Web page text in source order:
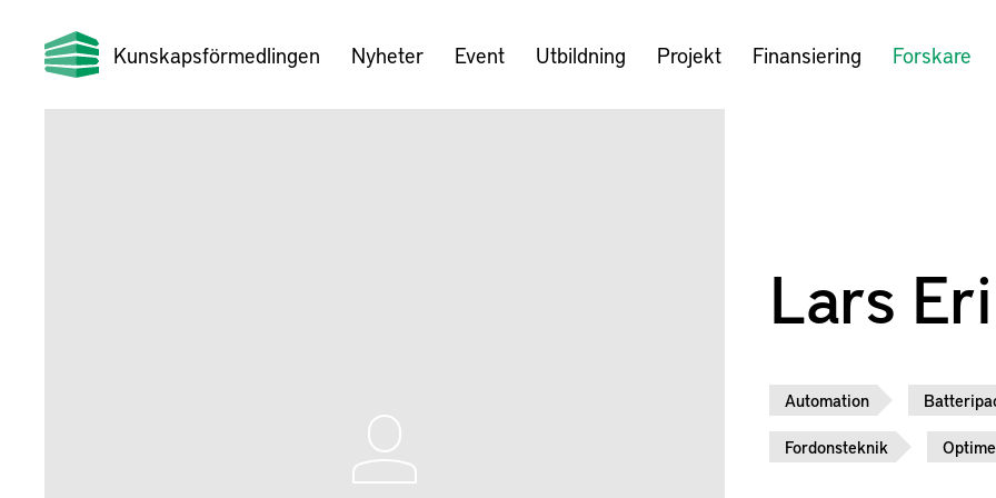
Kunskapsförmedlingen Nyheter Event Utbildning Projekt Finansiering Forskare
Lars
Automation
Fordonsteknik